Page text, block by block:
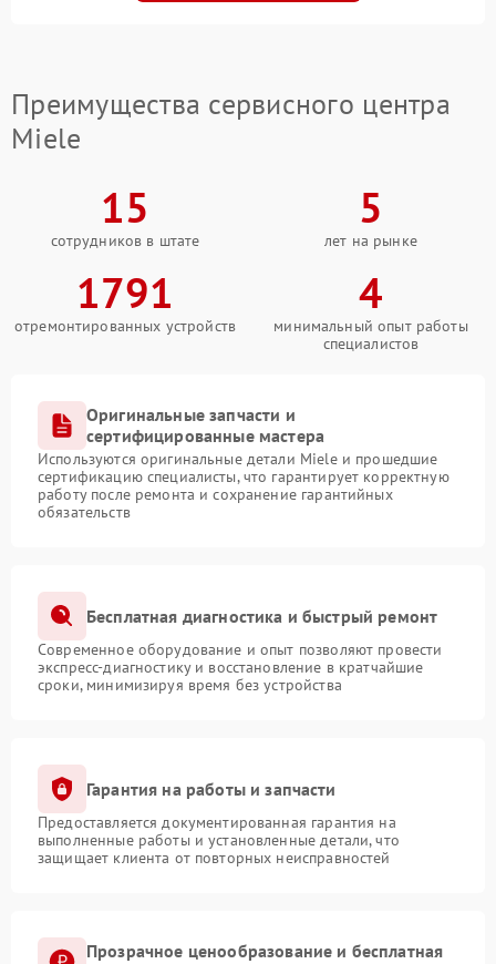
Преимущества сервисного центра
Miele
15
сотрудников в штате
5
лет на рынке
1791
отремонтированных устройств
4
минимальный опыт работы
специалистов
Оригинальные запчасти и
сертифицированные мастера
Используются оригинальные детали Miele и прошедшие
сертификацию специалисты, что гарантирует корректную
работу после ремонта и сохранение гарантийных
обязательств
Бесплатная диагностика и быстрый ремонт
Современное оборудование и опыт позволяют провести
экспресс-диагностику и восстановление в кратчайшие
сроки, минимизируя время без устройства
Гарантия на работы и запчасти
Предоставляется документированная гарантия на
выполненные работы и установленные детали, что
защищает клиента от повторных неисправностей
Прозрачное ценообразование и бесплатная